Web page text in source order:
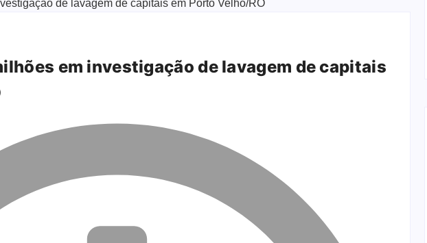
em investigação de lavagem de capitais